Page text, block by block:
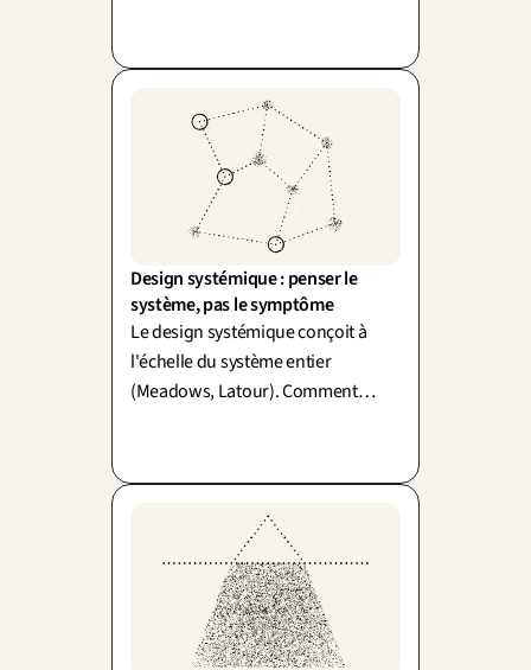
déplace rien.
Design systémique : penser le
système, pas le symptôme
Le design systémique conçoit à
l'échelle du système entier
(Meadows, Latour). Comment